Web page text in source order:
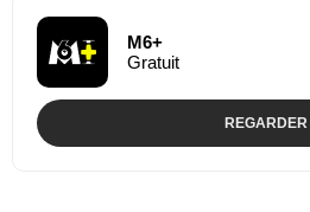
M6+
Gratuit
REGARDER